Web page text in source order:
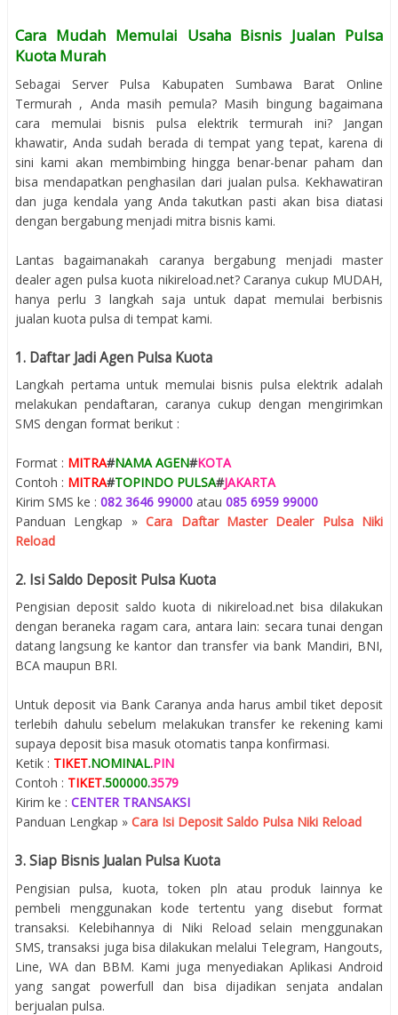
Cara Mudah Memulai Usaha Bisnis Jualan Pulsa
Kuota Murah
Sebagai Server Pulsa Kabupaten Sumbawa Barat Online
Termurah , Anda masih pemula? Masih bingung bagaimana
cara memulai bisnis pulsa elektrik termurah ini? Jangan
khawatir, Anda sudah berada di tempat yang tepat, karena di
sini kami akan membimbing hingga benar-benar paham dan
bisa mendapatkan penghasilan dari jualan pulsa. Kekhawatiran
dan juga kendala yang Anda takutkan pasti akan bisa diatasi
dengan bergabung menjadi mitra bisnis kami.
Lantas bagaimanakah caranya bergabung menjadi master
dealer agen pulsa kuota nikireload.net? Caranya cukup MUDAH,
hanya perlu 3 langkah saja untuk dapat memulai berbisnis
jualan kuota pulsa di tempat kami.
1. Daftar Jadi Agen Pulsa Kuota
Langkah pertama untuk memulai bisnis pulsa elektrik adalah
melakukan pendaftaran, caranya cukup dengan mengirimkan
SMS dengan format berikut :
Format : MITRA#NAMA AGEN#KOTA
Contoh : MITRA#TOPINDO PULSA#JAKARTA
Kirim SMS ke : 082 3646 99000 atau 085 6959 99000
Panduan Lengkap »Cara Daftar Master Dealer Pulsa Niki
Reload
2. Isi Saldo Deposit Pulsa Kuota
Pengisian deposit saldo kuota di nikireload.net bisa dilakukan
dengan beraneka ragam cara, antara lain: secara tunai dengan
datang langsung ke kantor dan transfer via bank Mandiri, BNI,
BCA maupun BRI.
Untuk deposit via Bank Caranya anda harus ambil tiket deposit
terlebih dahulu sebelum melakukan transfer ke rekening kami
supaya deposit bisa masuk otomatis tanpa konfirmasi.
Ketik : TIKET.NOMINAL.PIN
Contoh : TIKET.500000.3579
Kirim ke : CENTER TRANSAKSI
Panduan Lengkap » Cara Isi Deposit Saldo Pulsa Niki Reload
3. Siap Bisnis Jualan Pulsa Kuota
Pengisian pulsa, kuota, token pln atau produk lainnya ke
pembeli menggunakan kode tertentu yang disebut format
transaksi. Kelebihannya di Niki Reload selain menggunakan
SMS, transaksi juga bisa dilakukan melalui Telegram, Hangouts,
Line, WA dan BBM. Kami juga menyediakan Aplikasi Android
yang sangat powerfull dan bisa dijadikan senjata andalan
berjualan pulsa.